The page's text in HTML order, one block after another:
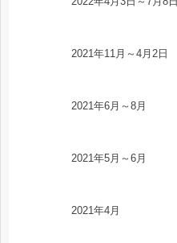
2021年11月～4月2日
2021年6月～8月
2021年5月～6月
2021年4月